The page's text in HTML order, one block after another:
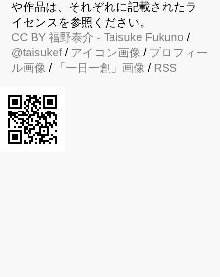
や作品は、それぞれに記載されたラ
イセンスを参照ください。
CC BY 福野泰介 - Taisuke Fukuno /
@taisukef/ アイコン画像 / プロフィー
ル画像 / 「一日一創」画像 / RSS